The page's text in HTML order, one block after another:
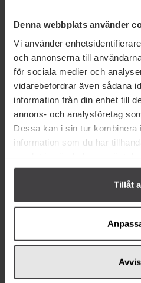
Denna webbplats använder
Vi använder
och annonserna till
för sociala medier och
vidarebefordrar även sådana
information från din enhet till
annons- och analysföretag
Dessa kan i sin tur kombinera
information som du har
Tillåt
90 kr
Mill & Mortar Vaniljpulver Eko 15g
Köp
Från samma